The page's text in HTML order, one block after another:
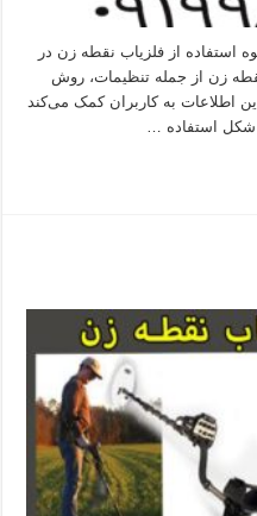
استفاده از فلزیاب نقطه زن در
نقطه زن از جمله تنظیمات، روش‌
اطلاعات به کاربران کمک می‌کند
شکل استفاده …